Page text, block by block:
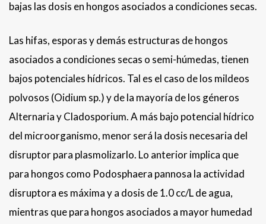
bajas las dosis en hongos asociados a condiciones secas.
Las hifas, esporas y demás estructuras de hongos
asociados a condiciones secas o semi-húmedas, tienen
bajos potenciales hídricos. Tal es el caso de los mildeos
polvosos (Oidium sp.) y de la mayoría de los géneros
Alternaria y Cladosporium. A más bajo potencial hídrico
del microorganismo, menor será la dosis necesaria del
disruptor para plasmolizarlo. Lo anterior implica que
para hongos como Podosphaera pannosa la actividad
disruptora es máxima y a dosis de 1.0 cc/L de agua,
mientras que para hongos asociados a mayor humedad